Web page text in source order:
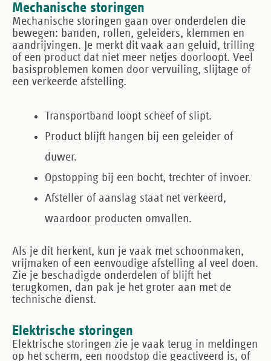
Mechanische storingen
Mechanische storingen gaan over onderdelen die
bewegen: banden, rollen, geleiders, klemmen en
aandrijvingen. Je merkt dit vaak aan geluid, trilling
of een product dat niet meer netjes doorloopt. Veel
basisproblemen komen door vervuiling, slijtage of
een verkeerde afstelling.
Transportband loopt scheef of slipt.
Product blijft hangen bij een geleider of
duwer.
Opstopping bij een bocht, trechter of invoer.
Afsteller of aanslag staat net verkeerd,
waardoor producten omvallen.
Als je dit herkent, kun je vaak met schoonmaken,
vrijmaken of een eenvoudige afstelling al veel doen.
Zie je beschadigde onderdelen of blijft het
terugkomen, dan pak je het groter aan met de
technische dienst.
Elektrische storingen
Elektrische storingen zie je vaak terug in meldingen
op het scherm, een noodstop die geactiveerd is, of